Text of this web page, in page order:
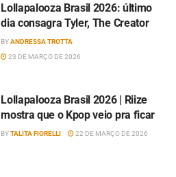
Lollapalooza Brasil 2026: último
dia consagra Tyler, The Creator
BYANDRESSA TROTTA
23 DE MARÇO DE 2026
Lollapalooza Brasil 2026 | Riize
mostra que o Kpop veio pra ficar
BYTALITA FIORELLI 22 DE MARÇO DE 2026